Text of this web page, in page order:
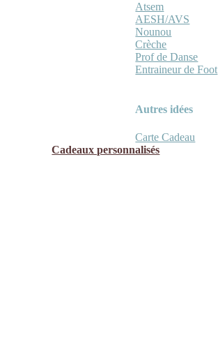
Atsem
AESH/AVS
Nounou
Crèche
Prof de Danse
Entraineur de Foot
Autres idées
Carte Cadeau
Cadeaux personnalisés